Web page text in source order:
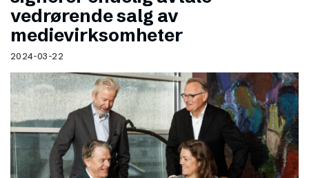
vedrørende salg av
medievirksomheter
2024-03-22